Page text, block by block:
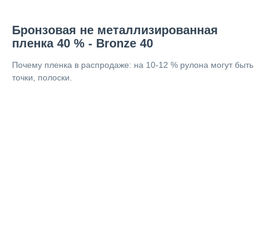
Бронзовая не металлизированная
пленка 40 % - Bronze 40
Почему пленка в распродаже: на 10-12 % рулона могут быть
точки, полоски.